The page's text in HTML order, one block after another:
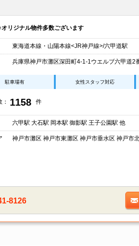
リジナル物件多数ございます
東海道本線・山陽本線<JR神戸線>/六甲道駅
兵庫県神戸市灘区深田町4-1-1ウエルブ六甲道2
駐車場有 女性スタッフ対応
： 1158 件
六甲駅 大石駅 岡本駅 御影駅 王子公園駅 他
神戸市灘区 神戸市東灘区 神戸市垂水区 神戸市
8126